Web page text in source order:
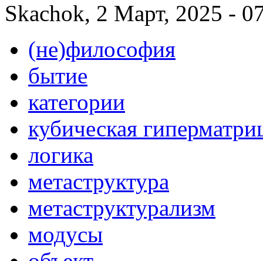
Skachok, 2 Март, 2025 -
(не)философия
бытие
категории
кубическая
логика
метаструктура
метаструктурализм
модусы